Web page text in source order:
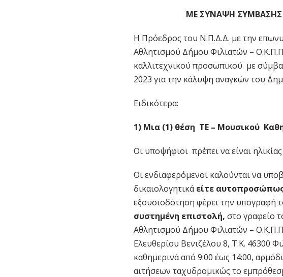
ΜΕ ΣΥΝΑΨΗ ΣΥΜΒΑΣΗΣ
Η Πρόεδρος του Ν.Π.Δ.Δ. με την
Αθλητισμού Δήμου Φιλιατών –
καλλιτεχνικού προσωπικού με
2023 για την κάλυψη αναγκών του
Ειδικότερα:
1) Μια (1) θέση ΤΕ – Μουσικού
Οι υποψήφιοι πρέπει να είναι
Οι ενδιαφερόμενοι καλούνται να
δικαιολογητικάείτε
εξουσιοδότηση φέρει την υπογραφή
συστημένη επιστολή, στο γραφείο
Αθλητισμού Δήμου Φιλιατών –
Ελευθερίου Βενιζέλου 8, Τ.Κ. 46300
καθημερινά από 9:00 έως 14:00,
αιτήσεων ταχυδρομικώς το